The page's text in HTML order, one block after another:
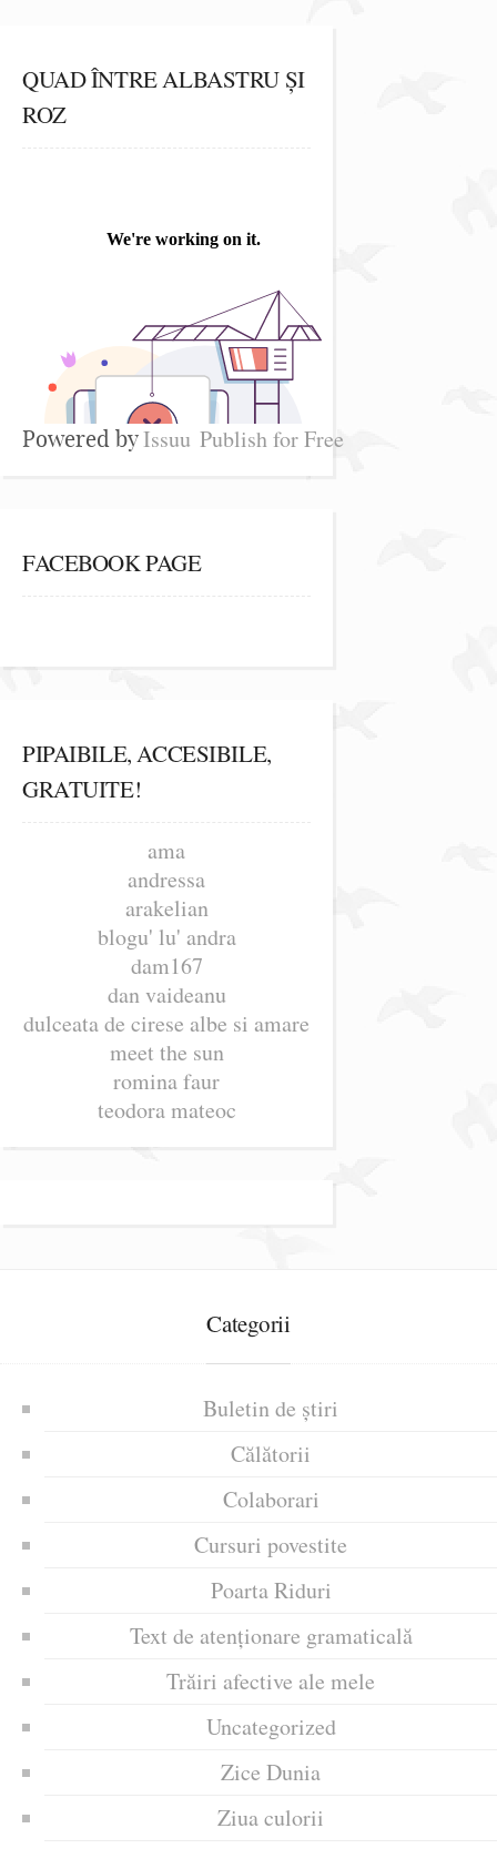
QUAD ÎNTRE ALBASTRU ȘI
ROZ
Powered byIssuu Publish for Free
FACEBOOK PAGE
PIPAIBILE, ACCESIBILE,
GRATUITE!
ama
andressa
arakelian
blogu' lu' andra
dam167
dan vaideanu
dulceata de cirese albe si amare
meet the sun
romina faur
teodora mateoc
Categorii
Buletin de știri
Călătorii
Colaborari
Cursuri povestite
Poarta Riduri
Text de atenționare gramaticală
Trăiri afective ale mele
Uncategorized
Zice Dunia
Ziua culorii